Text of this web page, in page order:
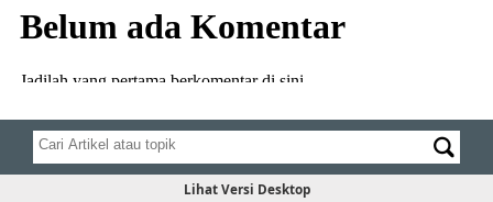
Lihat Versi Desktop